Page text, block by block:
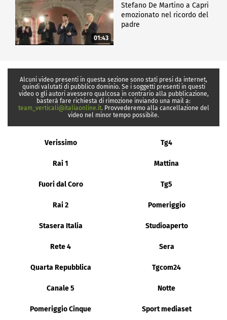
01:43
Stefano De Martino a Capri
emozionato nel ricordo del
padre
Alcuni video presenti in questa sezione sono stati presi da internet,
quindi valutati di pubblico dominio. Se i soggetti presenti in questi
video o gli autori avessero qualcosa in contrario alla pubblicazione,
basterà fare richiesta di rimozione inviando una mail a:
team_verticali@italiaonline.it. Provvederemo alla cancellazione del
video nel minor tempo possibile.
Verissimo Tg4
Rai 1 Mattina
Fuori dal Coro Tg5
Rai 2 Pomeriggio
Stasera Italia Studioaperto
Rete 4 Sera
Quarta Repubblica Tgcom24
Canale 5 Notte
Pomeriggio Cinque Sport mediaset